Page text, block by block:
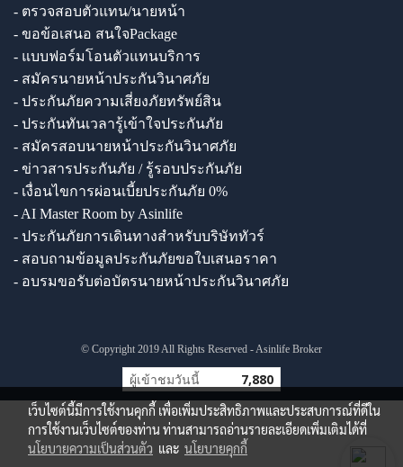
- ตรวจสอบตัวแทน/นายหน้า
- ขอข้อเสนอ สนใจPackage
- แบบฟอร์มโอนตัวแทนบริการ
- สมัครนายหน้าประกันวินาศภัย
- ประกันภัยความเสี่ยงภัยทรัพย์สิน
- ประกันทันเวลารู้เข้าใจประกันภัย
- สมัครสอบนายหน้าประกันวินาศภัย
- ข่าวสารประกันภัย / รู้รอบประกันภัย
- เงื่อนไขการผ่อนเบี้ยประกันภัย 0%
- AI Master Room by Asinlife
- ประกันภัยการเดินทางสำหรับบริษัททัวร์
- สอบถามข้อมูลประกันภัยขอใบเสนอราคา
- อบรมขอรับต่อบัตรนายหน้าประกันวินาศภัย
© Copyright 2019 All Rights Reserved - Asinlife Broker
ผู้เข้าชมวันนี้ 7,880
เว็บไซต์นี้มีการใช้งานคุกกี้ เพื่อเพิ่มประสิทธิภาพและประสบการณ์ที่ดีใน
การใช้งานเว็บไซต์ของท่าน ท่านสามารถอ่านรายละเอียดเพิ่มเติมได้ที่
นโยบายความเป็นส่วนตัว และ นโยบายคุกกี้